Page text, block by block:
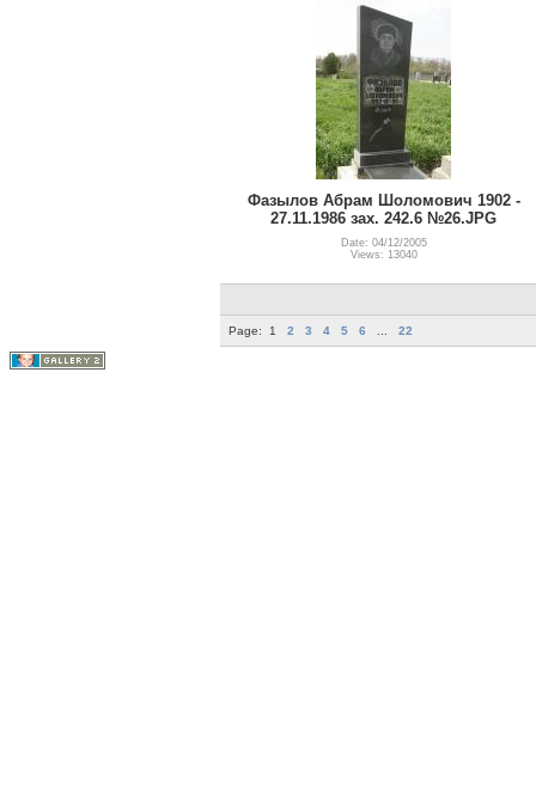
Фазылов Абрам Шоломович 1902 -
27.11.1986 зах. 242.6 №26.JPG
Date: 04/12/2005
Views: 13040
Page: 1 2 3 4 5 6 22